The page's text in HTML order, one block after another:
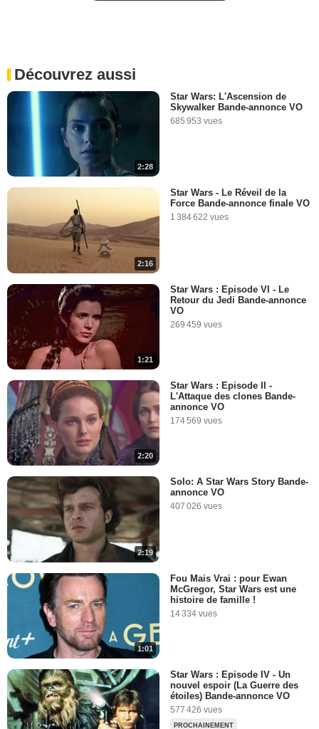
2:30
1:35
Que sait-on sur "Star Wars -
10:59
Et si c'était vrai ?
1:11
Poe Dameron et BB8 ont un
message pour vous !
0:46
Daisy Ridley vous remercie
depuis le tournage de Star
6:37
The Big Fan Theory -
1:43
Star Wars par John Boyega,
Jennifer Lawrence, Matthew
Han Solo à la Star Wars
Celebration 2016
8 675 vues -Il y a 10 ans
Découvrez aussi
2:28
Star Wars: L'Ascension de
Skywalker Bande-annonce VO
685 953 vues
2:16
Star Wars - Le Réveil de la
Force Bande-annonce finale VO
1 384 622 vues
1:21
Star Wars : Episode VI - Le
Retour du Jedi Bande-annonce
VO
269 459 vues
2:20
Star Wars : Episode II -
L'Attaque des clones Bande-
annonce VO
174 569 vues
2:19
Solo: A Star Wars Story Bande-
annonce VO
407 026 vues
1:01
Fou Mais Vrai : pour Ewan
McGregor, Star Wars est une
histoire de famille !
14 334 vues
Star Wars : Episode IV - Un
nouvel espoir (La Guerre des
étoiles) Bande-annonce VO
577 426 vues
PROCHAINEMENT